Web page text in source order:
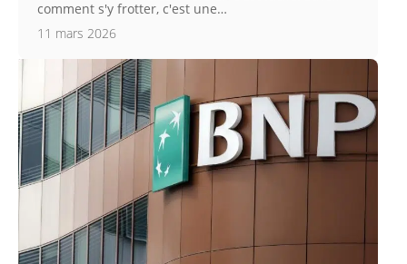
comment s'y frotter, c'est une…
11 mars 2026